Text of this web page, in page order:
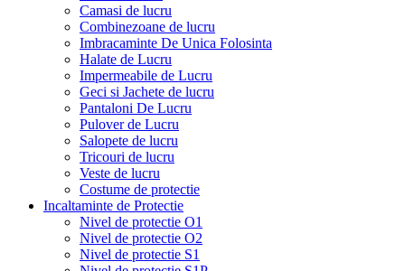
Camasi de lucru
Combinezoane de lucru
Imbracaminte De Unica Folosinta
Halate de Lucru
Impermeabile de Lucru
Geci si Jachete de lucru
Pantaloni De Lucru
Pulover de Lucru
Salopete de lucru
Tricouri de lucru
Veste de lucru
Costume de protectie
Incaltaminte de Protectie
Nivel de protectie O1
Nivel de protectie O2
Nivel de protectie S1